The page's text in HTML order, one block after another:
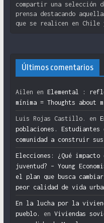
compartir una selección
prensa destacando
que se realicen en
Últimos comentarios
Ailen en Elemental :
mínima = Thoughts about
Luis Rojas Castillo. en
poblaciones.
comunidad a construir
Elecciones: ¿Qué
juventud? – Young
el plan que busca
peor calidad de vida
En la lucha por la
pueblo.
en Viviendas